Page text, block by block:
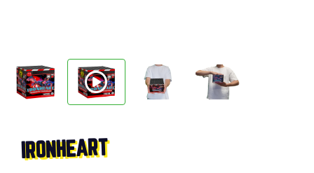
IRONHEART